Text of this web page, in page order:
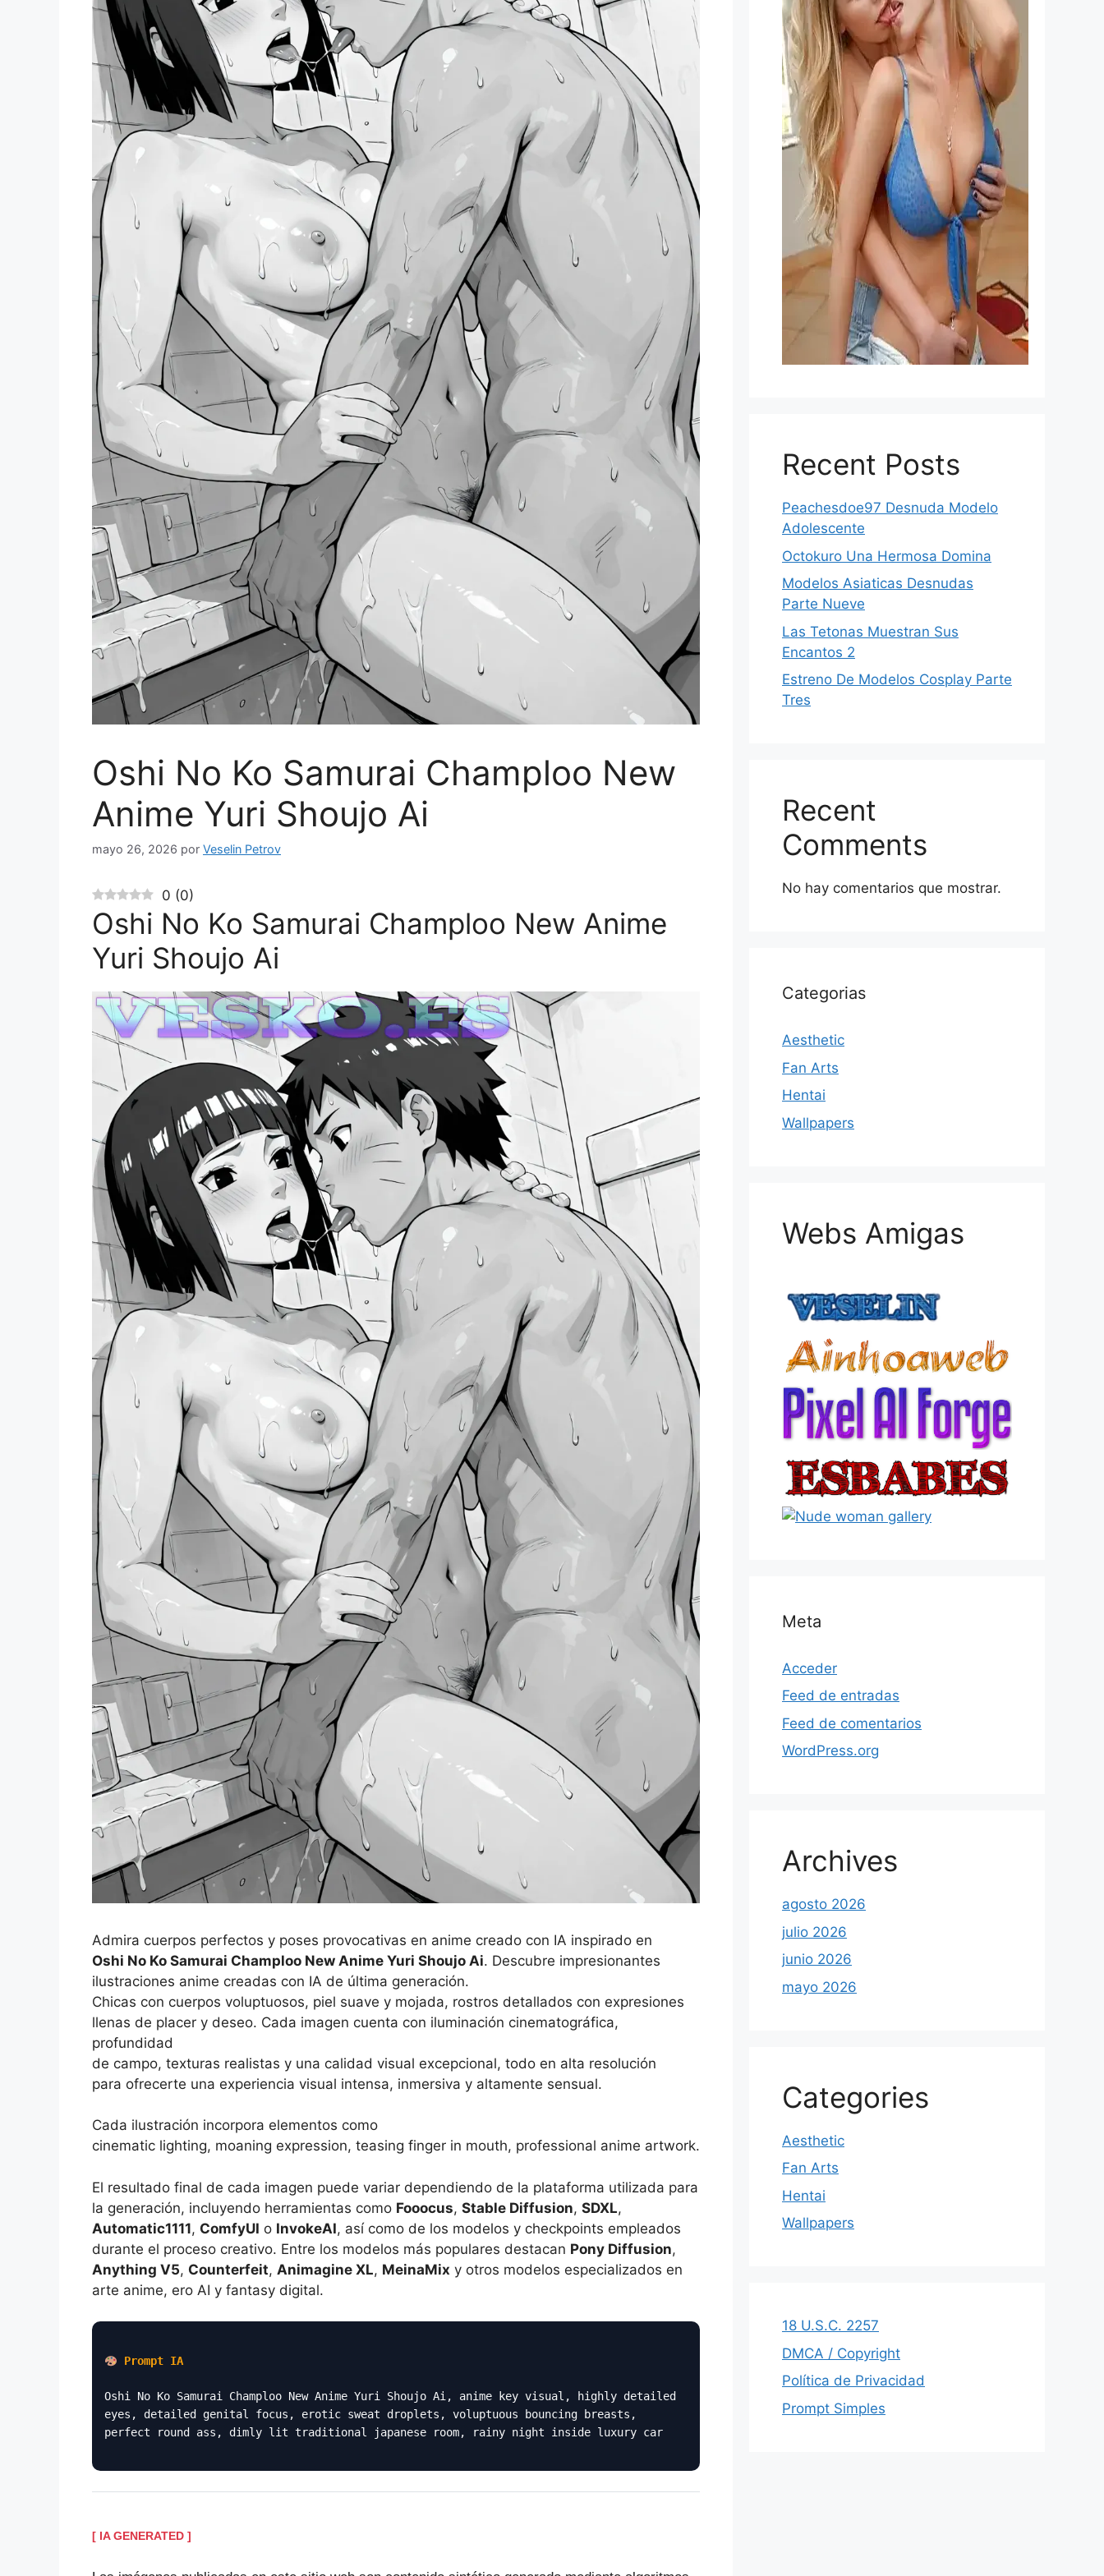
Oshi No Ko Samurai Champloo New
Anime Yuri Shoujo Ai
mayo 26, 2026 por Veselin Petrov
0 (0)
Oshi No Ko Samurai Champloo New Anime
Yuri Shoujo Ai
Admira cuerpos perfectos y poses provocativas en anime creado con IA inspirado en
Oshi No Ko Samurai Champloo New Anime Yuri Shoujo Ai. Descubre impresionantes
ilustraciones anime creadas con IA de última generación.
Chicas con cuerpos voluptuosos, piel suave y mojada, rostros detallados con expresiones
llenas de placer y deseo. Cada imagen cuenta con iluminación cinematográfica,
profundidad
de campo, texturas realistas y una calidad visual excepcional, todo en alta resolución
para ofrecerte una experiencia visual intensa, inmersiva y altamente sensual.
Cada ilustración incorpora elementos como
cinematic lighting, moaning expression, teasing finger in mouth, professional anime artwork.
El resultado final de cada imagen puede variar dependiendo de la plataforma utilizada para
la generación, incluyendo herramientas como Fooocus, Stable Diffusion, SDXL,
Automatic1111, ComfyUI o InvokeAI, así como de los modelos y checkpoints empleados
durante el proceso creativo. Entre los modelos más populares destacan Pony Diffusion,
Anything V5, Counterfeit, Animagine XL, MeinaMix y otros modelos especializados en
arte anime, ero AI y fantasy digital.
Prompt IA
Oshi No Ko Samurai Champloo New Anime Yuri Shoujo Ai, anime key visual, highly detailed
eyes, detailed genital focus, erotic sweat droplets, voluptuous bouncing breasts,
perfect round ass, dimly lit traditional japanese room, rainy night inside luxury car
[ IA GENERATED ]
Recent Posts
Peachesdoe97 Desnuda Modelo
Adolescente
Octokuro Una Hermosa Domina
Modelos Asiaticas Desnudas
Parte Nueve
Las Tetonas Muestran Sus
Encantos 2
Estreno De Modelos Cosplay Parte
Tres
Recent
Comments
No hay comentarios que mostrar.
Categorias
Aesthetic
Fan Arts
Hentai
Wallpapers
Webs Amigas
Meta
Acceder
Feed de entradas
Feed de comentarios
WordPress.org
Archives
agosto 2026
julio 2026
junio 2026
mayo 2026
Categories
Aesthetic
Fan Arts
Hentai
Wallpapers
18 U.S.C. 2257
DMCA / Copyright
Política de Privacidad
Prompt Simples